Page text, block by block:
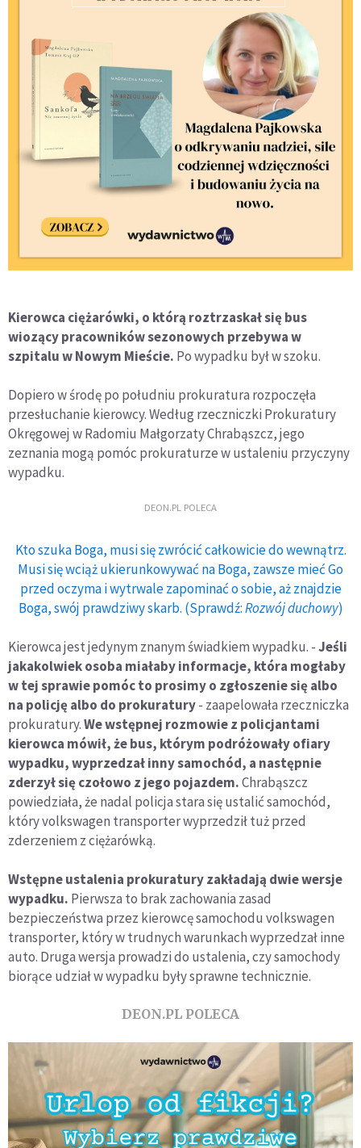
Kierowca ciężarówki, o którą roztrzaskał się bus
wiozący pracowników sezonowych przebywa w
szpitalu w Nowym Mieście. Po wypadku był w szoku.
Dopiero w środę po południu prokuratura rozpoczęła
przesłuchanie kierowcy. Według rzeczniczki Prokuratury
Okręgowej w Radomiu Małgorzaty Chrabąszcz, jego
zeznania mogą pomóc prokuraturze w ustaleniu przyczyny
wypadku.
DEON.PL POLECA
Kto szuka Boga, musi się zwrócić całkowicie do wewnątrz.
Musi się wciąż ukierunkowywać na Boga, zawsze mieć Go
przed oczyma i wytrwale zapominać o sobie, aż znajdzie
Boga, swój prawdziwy skarb. (Sprawdź:Rozwój duchowy)
Kierowca jest jedynym znanym świadkiem wypadku. -Jeśli
jakakolwiek osoba miałaby informacje, która mogłaby
w tej sprawie pomóc to prosimy o zgłoszenie się albo
na policję albo do prokuratury- zaapelowała rzeczniczka
prokuratury.We wstępnej rozmowie z policjantami
kierowca mówił, że bus, którym podróżowały ofiary
wypadku, wyprzedzał inny samochód, a następnie
zderzył się czołowo z jego pojazdem.Chrabąszcz
powiedziała, że nadal policja stara się ustalić samochód,
który volkswagen transporter wyprzedził tuż przed
zderzeniem z ciężarówką.
Wstępne ustalenia prokuratury zakładają dwie wersje
wypadku. Pierwsza to brak zachowania zasad
bezpieczeństwa przez kierowcę samochodu volkswagen
transporter, który w trudnych warunkach wyprzedzał inne
auto. Druga wersja prowadzi do ustalenia, czy samochody
biorące udział w wypadku były sprawne technicznie.
DEON.PL POLECA